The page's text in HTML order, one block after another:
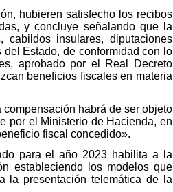
hubieren satisfecho los recibos
y concluye señalando que la
insulares, diputaciones
Estado, de conformidad con lo
aprobado por el Real Decreto
beneficios fiscales en materia
habrá de ser objeto
por el Ministerio de Hacienda, en
fiscal concedido».
para el año 2023 habilita a la
estableciendo los modelos que
la presentación telemática de la